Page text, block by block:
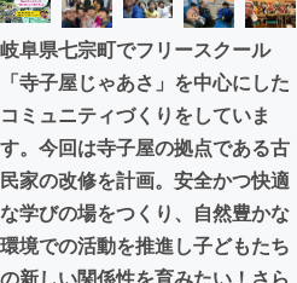
まちづくり・地域活性化
CAMPFIRE for Social Good
CAMPFIREふるさと納税
岐阜県七宗町でフリースクール
「寺子屋じゃあさ」を中心にした
コミュニティづくりをしていま
す。今回は寺子屋の拠点である古
民家の改修を計画。安全かつ快適
な学びの場をつくり、自然豊かな
環境での活動を推進し子どもたち